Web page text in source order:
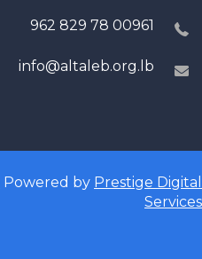
00961 78 829 962
info@altaleb.org.lb
Powered by Prestige Digital
Services